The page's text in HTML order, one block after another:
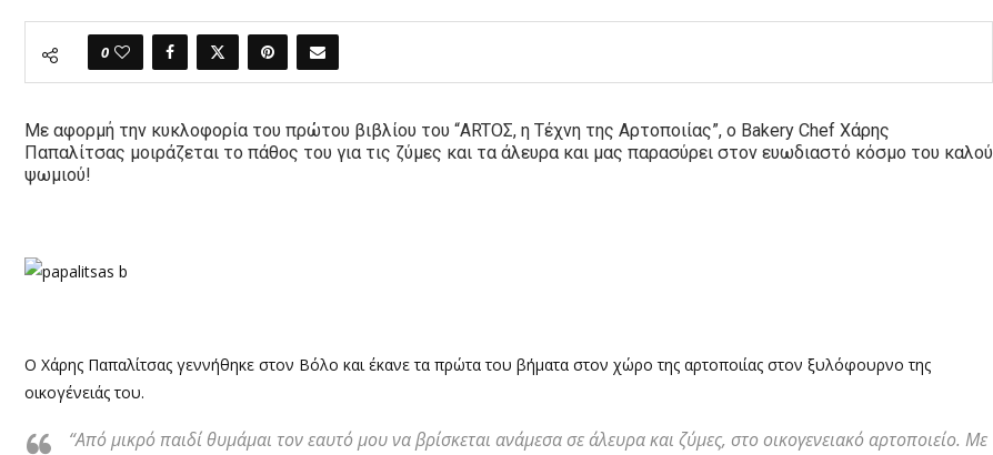
0
Με αφορμή την κυκλοφορία του πρώτου βιβλίου του “ARTΟΣ, η Τέχνη της Αρτοποιίας”, ο Bakery Chef Χάρης
Παπαλίτσας μοιράζεται το πάθος του για τις ζύμες και τα άλευρα και μας παρασύρει στον ευωδιαστό κόσμο του καλού
ψωμιού!
Ο Χάρης Παπαλίτσας γεννήθηκε στον Βόλο και έκανε τα πρώτα του βήματα στον χώρο της αρτοποιίας στον ξυλόφουρνο της
οικογένειάς του.
“Από μικρό παιδί θυμάμαι τον εαυτό μου να βρίσκεται ανάμεσα σε άλευρα και ζύμες, στο οικογενειακό αρτοποιείο. Με